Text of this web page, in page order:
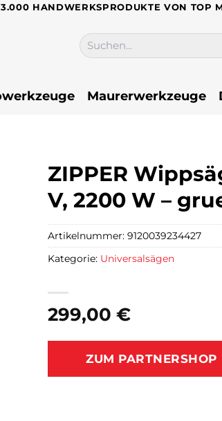
HANDWERKSPRODUKTE VON TOP
Suchen
nach:
Maurerwerkzeuge
ZIPPER
V, 2200 W –
299,00 €
ZUM PARTNERSHOP
Artikelnummer: 9120039234427
Kategorie: Universalsägen